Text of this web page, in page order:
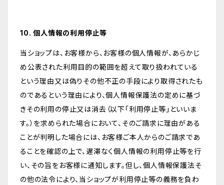
10. 個人情報の利用停止等
当ショップは、お客様から、お客様の個人情報が、あらかじ
め公表された利用目的の範囲を超えて取り扱われている
という理由又は偽りその他不正の手段により取得されたも
のであるという理由により、個人情報保護法の定めに基づ
きその利用の停止又は消去（以下「利用停止等」といいま
す。）を求められた場合において、そのご請求に理由がある
ことが判明した場合には、お客様ご本人からのご請求であ
ることを確認の上で、遅滞なく個人情報の利用停止等を行
い、その旨をお客様に通知します。但し、個人情報保護法そ
の他の法令により、当ショップが利用停止等の義務を負わ